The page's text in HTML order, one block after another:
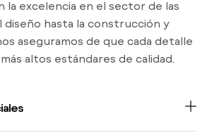
la excelencia en el sector de las
diseño hasta la construcción y
aseguramos de que cada detalle
altos estándares de calidad.